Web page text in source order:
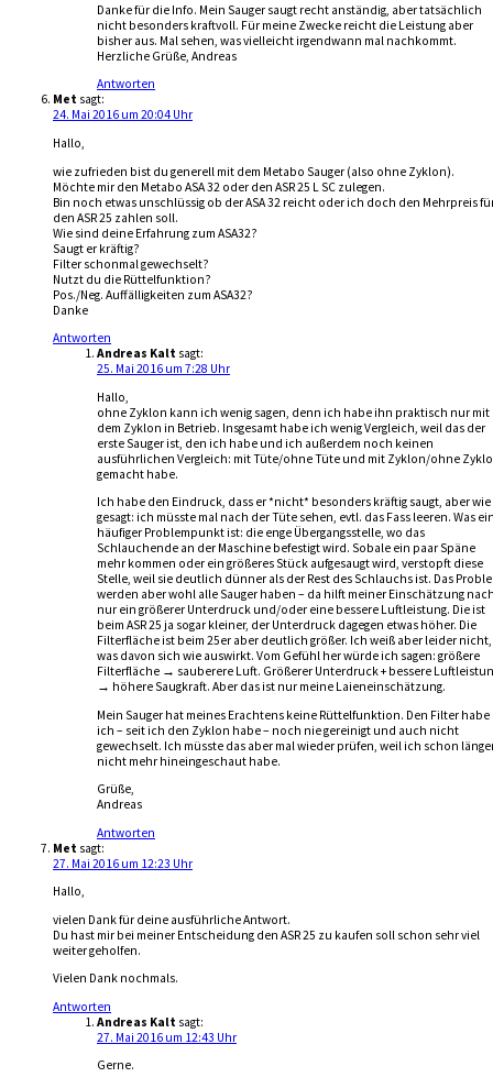
Danke für die Info. Mein Sauger saugt recht anständig, aber tatsächlich
nicht besonders kraftvoll. Für meine Zwecke reicht die Leistung aber
bisher aus. Mal sehen, was vielleicht irgendwann mal nachkommt.
Herzliche Grüße, Andreas
Antworten
Met sagt:
24. Mai 2016 um 20:04 Uhr
Hallo,
wie zufrieden bist du generell mit dem Metabo Sauger (also ohne Zyklon).
Möchte mir den Metabo ASA 32 oder den ASR 25 L SC zulegen.
Bin noch etwas unschlüssig ob der ASA 32 reicht oder ich doch den Mehrpreis
den ASR 25 zahlen soll.
Wie sind deine Erfahrung zum ASA32?
Saugt er kräftig?
Filter schonmal gewechselt?
Nutzt du die Rüttelfunktion?
Pos./Neg. Auffälligkeiten zum ASA32?
Danke
Antworten
Andreas Kalt sagt:
25. Mai 2016 um 7:28 Uhr
Hallo,
ohne Zyklon kann ich wenig sagen, denn ich habe ihn praktisch nur mit
dem Zyklon in Betrieb. Insgesamt habe ich wenig Vergleich, weil das der
erste Sauger ist, den ich habe und ich außerdem noch keinen
ausführlichen Vergleich: mit Tüte/ohne Tüte und mit Zyklon/ohne
gemacht habe.
Ich habe den Eindruck, dass er *nicht* besonders kräftig saugt, aber wie
gesagt: ich müsste mal nach der Tüte sehen, evtl. das Fass leeren. Was
häufiger Problempunkt ist: die enge Übergangsstelle, wo das
Schlauchende an der Maschine befestigt wird. Sobale ein paar Späne
mehr kommen oder ein größeres Stück aufgesaugt wird, verstopft diese
Stelle, weil sie deutlich dünner als der Rest des Schlauchs ist. Das
werden aber wohl alle Sauger haben – da hilft meiner Einschätzung
nur ein größerer Unterdruck und/oder eine bessere Luftleistung. Die ist
beim ASR 25 ja sogar kleiner, der Unterdruck dagegen etwas höher. Die
Filterfläche ist beim 25er aber deutlich größer. Ich weiß aber leider nicht,
was davon sich wie auswirkt. Vom Gefühl her würde ich sagen: größere
Filterfläche → sauberere Luft. Größerer Unterdruck + bessere
→ höhere Saugkraft. Aber das ist nur meine Laieneinschätzung.
Mein Sauger hat meines Erachtens keine Rüttelfunktion. Den Filter habe
ich – seit ich den Zyklon habe – noch nie gereinigt und auch nicht
gewechselt. Ich müsste das aber mal wieder prüfen, weil ich schon
nicht mehr hineingeschaut habe.
Grüße,
Andreas
Antworten
Met sagt:
27. Mai 2016 um 12:23 Uhr
Hallo,
vielen Dank für deine ausführliche Antwort.
Du hast mir bei meiner Entscheidung den ASR 25 zu kaufen soll schon sehr viel
weiter geholfen.
Vielen Dank nochmals.
Antworten
Andreas Kalt sagt:
27. Mai 2016 um 12:43 Uhr
Gerne.